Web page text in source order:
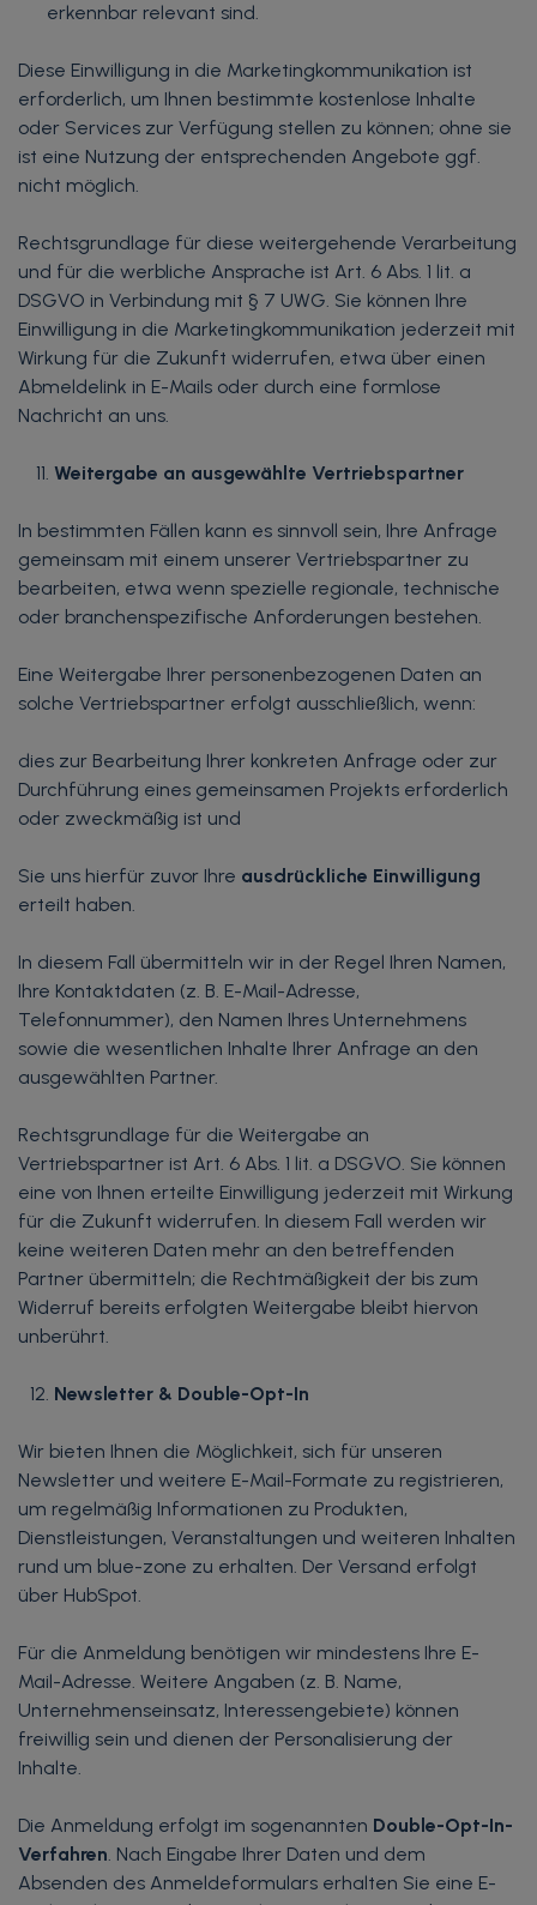
erkennbar relevant sind.
Diese Einwilligung in die Marketingkommunikation ist
erforderlich, um Ihnen bestimmte kostenlose Inhalte
oder Services zur Verfügung stellen zu können; ohne sie
ist eine Nutzung der entsprechenden Angebote ggf.
nicht möglich.
Rechtsgrundlage für diese weitergehende Verarbeitung
und für die werbliche Ansprache ist Art. 6 Abs. 1 lit. a
DSGVO in Verbindung mit § 7 UWG. Sie können Ihre
Einwilligung in die Marketingkommunikation jederzeit mit
Wirkung für die Zukunft widerrufen, etwa über einen
Abmeldelink in E-Mails oder durch eine formlose
Nachricht an uns.
Weitergabe an ausgewählte Vertriebspartner
In bestimmten Fällen kann es sinnvoll sein, Ihre Anfrage
gemeinsam mit einem unserer Vertriebspartner zu
bearbeiten, etwa wenn spezielle regionale, technische
oder branchenspezifische Anforderungen bestehen.
Eine Weitergabe Ihrer personenbezogenen Daten an
solche Vertriebspartner erfolgt ausschließlich, wenn:
dies zur Bearbeitung Ihrer konkreten Anfrage oder zur
Durchführung eines gemeinsamen Projekts erforderlich
oder zweckmäßig ist und
Sie uns hierfür zuvor Ihre ausdrückliche Einwilligung
erteilt haben.
In diesem Fall übermitteln wir in der Regel Ihren Namen,
Ihre Kontaktdaten (z. B. E-Mail-Adresse,
Telefonnummer), den Namen Ihres Unternehmens
sowie die wesentlichen Inhalte Ihrer Anfrage an den
ausgewählten Partner.
Rechtsgrundlage für die Weitergabe an
Vertriebspartner ist Art. 6 Abs. 1 lit. a DSGVO. Sie können
eine von Ihnen erteilte Einwilligung jederzeit mit Wirkung
für die Zukunft widerrufen. In diesem Fall werden wir
keine weiteren Daten mehr an den betreffenden
Partner übermitteln; die Rechtmäßigkeit der bis zum
Widerruf bereits erfolgten Weitergabe bleibt hiervon
unberührt.
Newsletter & Double-Opt-In
Wir bieten Ihnen die Möglichkeit, sich für unseren
Newsletter und weitere E-Mail-Formate zu registrieren,
um regelmäßig Informationen zu Produkten,
Dienstleistungen, Veranstaltungen und weiteren Inhalten
rund um blue-zone zu erhalten. Der Versand erfolgt
über HubSpot.
Für die Anmeldung benötigen wir mindestens Ihre E-
Mail-Adresse. Weitere Angaben (z. B. Name,
Unternehmenseinsatz, Interessengebiete) können
freiwillig sein und dienen der Personalisierung der
Inhalte.
Die Anmeldung erfolgt im sogenannten Double-Opt-In-
Verfahren. Nach Eingabe Ihrer Daten und dem
Absenden des Anmeldeformulars erhalten Sie eine E-